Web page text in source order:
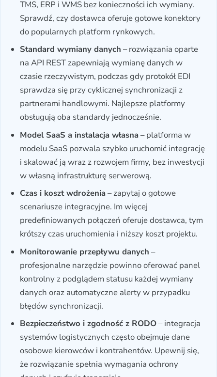
TMS, ERP i WMS bez konieczności ich wymiany.
Sprawdź, czy dostawca oferuje gotowe konektory
do popularnych platform rynkowych.
Standard wymiany danych – rozwiązania oparte
na API REST zapewniają wymianę danych w
czasie rzeczywistym, podczas gdy protokół EDI
sprawdza się przy cyklicznej synchronizacji z
partnerami handlowymi. Najlepsze platformy
obsługują oba standardy jednocześnie.
Model SaaS a instalacja własna– platforma w
modelu SaaS pozwala szybko uruchomić integrację
i skalować ją wraz z rozwojem firmy, bez inwestycji
w własną infrastrukturę serwerową.
Czas i koszt wdrożenia– zapytaj o gotowe
scenariusze integracyjne. Im więcej
predefiniowanych połączeń oferuje dostawca, tym
krótszy czas uruchomienia i niższy koszt projektu.
Monitorowanie przepływu danych –
profesjonalne narzędzie powinno oferować panel
kontrolny z podglądem statusu każdej wymiany
danych oraz automatyczne alerty w przypadku
błędów synchronizacji.
Bezpieczeństwo i zgodność z RODO– integracja
systemów logistycznych często obejmuje dane
osobowe kierowców i kontrahentów. Upewnij się,
że rozwiązanie spełnia wymagania ochrony